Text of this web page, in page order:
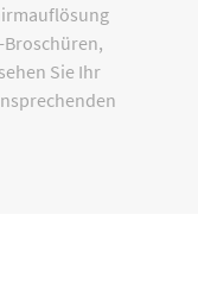
Broschüren,
Sie Ihr